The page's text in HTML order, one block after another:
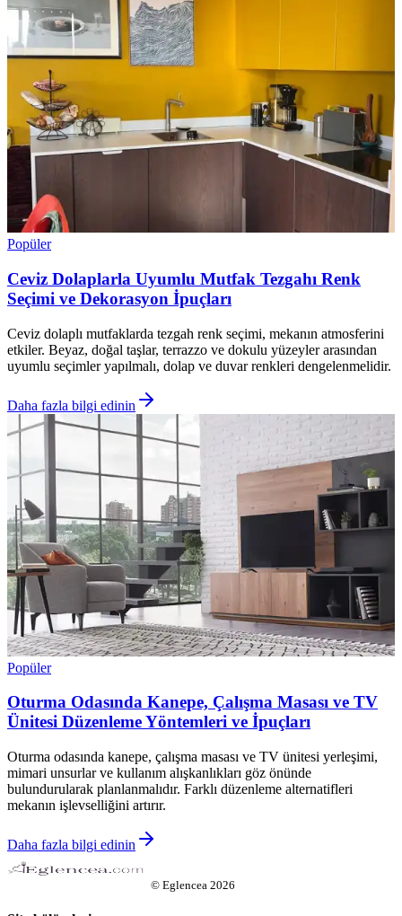
Popüler
Ceviz Dolaplarla Uyumlu Mutfak Tezgahı Renk
Seçimi ve Dekorasyon İpuçları
Ceviz dolaplı mutfaklarda tezgah renk seçimi, mekanın atmosferini
etkiler. Beyaz, doğal taşlar, terrazzo ve dokulu yüzeyler arasından
uyumlu seçimler yapılmalı, dolap ve duvar renkleri dengelenmelidir.
Daha fazla bilgi edinin
Popüler
Oturma Odasında Kanepe, Çalışma Masası ve TV
Ünitesi Düzenleme Yöntemleri ve İpuçları
Oturma odasında kanepe, çalışma masası ve TV ünitesi yerleşimi,
mimari unsurlar ve kullanım alışkanlıkları göz önünde
bulundurularak planlanmalıdır. Farklı düzenleme alternatifleri
mekanın işlevselliğini artırır.
Daha fazla bilgi edinin
© Eglencea 2026